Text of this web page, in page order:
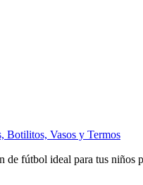
Botilitos, Vasos y Termos
fútbol ideal para tus niños